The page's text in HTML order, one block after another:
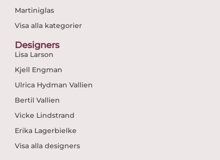
Martiniglas
Visa alla kategorier
Designers
Lisa Larson
Kjell Engman
Ulrica Hydman Vallien
Bertil Vallien
Vicke Lindstrand
Erika Lagerbielke
Visa alla designers